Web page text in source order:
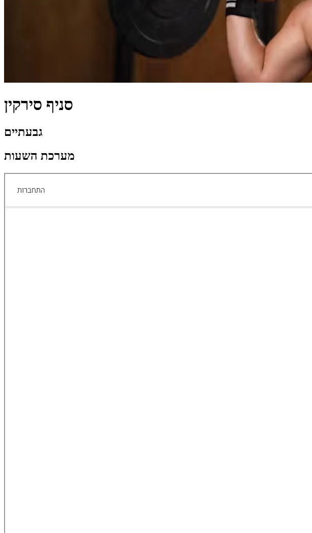
סניף סירקין
גבעתיים
מערכת השעות